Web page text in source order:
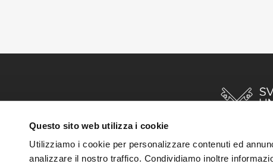
Questo sito web utilizza i cookie
Utilizziamo i cookie per personalizzare contenuti ed
analizzare il nostro traffico. Condividiamo inoltre
INIZIO